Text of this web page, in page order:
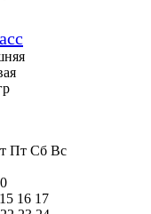
Пт Сб Вс
15 16 17